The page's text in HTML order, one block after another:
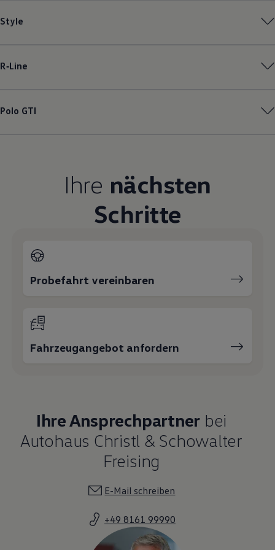
Style
R‑Line
Polo GTI
Ihre nächsten
Schritte
Probefahrt vereinbaren
Fahrzeugangebot anfordern
Ihre Ansprechpartner bei
Autohaus Christl & Schowalter
Freising
E-Mail schreiben
+49 8161 99990